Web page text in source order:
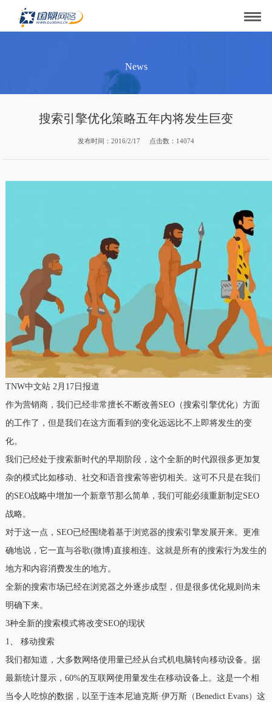
News
搜索引擎优化策略五年内将发生巨变
发布时间：2016/2/17 点击数：14074
TNW中文站 2月17日报道
作为营销商，我们已经非常擅长不断改善SEO（搜索引擎优化）方面
的工作了，但是我们在这方面看到的变化远远比不上即将发生的变
化。
我们已经处于搜索新时代的早期阶段，这个全新的时代跟很多更加复
杂的模式比如移动、社交和语音搜索等密切相关。这可不只是在我们
的SEO战略中增加一个新章节那么简单，我们可能必须重新制定SEO
战略。
对于这一点，SEO已经围绕着基于浏览器的搜索引擎发展开来。更准
确地说，它一直与谷歌(微博)直接相连。这就是所有的搜索行为发生的
地方和内容消费发生的地方。
全新的搜索市场已经在浏览器之外逐步成型，但是很多优化规则尚未
明确下来。
3种全新的搜索模式将改变SEO的现状
1、 移动搜索
我们都知道，大多数网络使用量已经从台式机电脑转向移动设备。据
最新统计显示，60%的互联网使用量发生在移动设备上。这是一个相
当令人吃惊的数据，以至于连本尼迪克斯·伊万斯（Benedict Evans）这